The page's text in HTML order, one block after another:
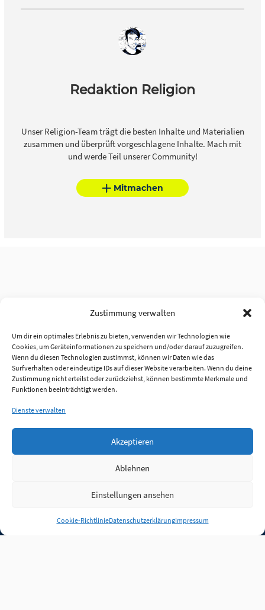
Zustimmung verwalten
Um dir ein optimales Erlebnis zu bieten, verwenden wir Technologien wie
Cookies, um Geräteinformationen zu speichern und/oder darauf zuzugreifen.
Wenn du diesen Technologien zustimmst, können wir Daten wie das
Surfverhalten oder eindeutige IDs auf dieser Website verarbeiten. Wenn du deine
Zustimmung nicht erteilst oder zurückziehst, können bestimmte Merkmale und
Funktionen beeinträchtigt werden.
Dienste verwalten
Akzeptieren
Ablehnen
Einstellungen ansehen
Cookie-RichtlinieDatenschutzerklärungImpressum
Redaktion Religion
Unser Religion-Team trägt die besten Inhalte und Materialien
zusammen und überprüft vorgeschlagene Inhalte. Mach mit
und werde Teil unserer Community!
Mitmachen
Anmelden
Jobs Partner FAQ Quellen